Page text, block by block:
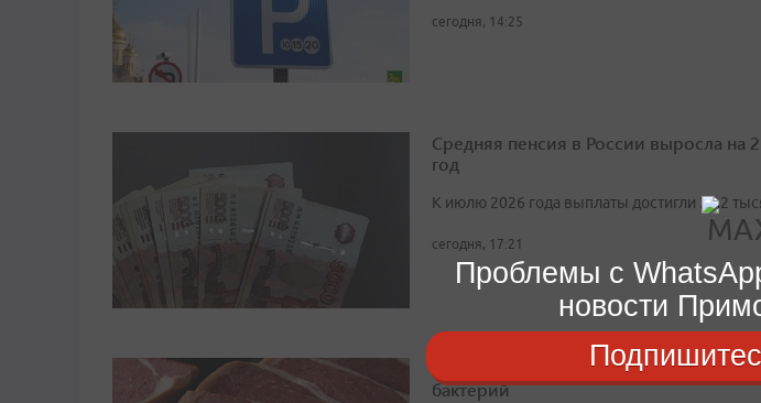
сегодня, 14:25
Средняя пенсия в России выросла на
год
К июлю 2026 года выплаты достигли 27,2
сегодня, 17:21
В Приморье забраковали партию
бактерий
Проблемы с
новости